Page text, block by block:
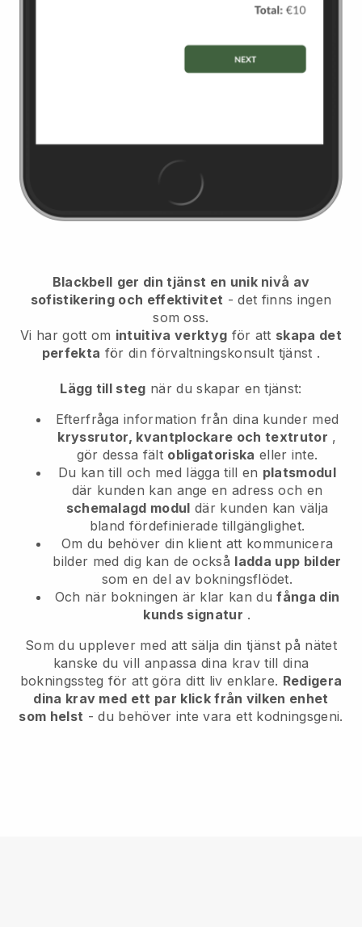
Blackbell ger din tjänst en unik nivå av
sofistikering och effektivitet - det finns ingen
som oss.
Vi har gott om intuitiva verktyg för att skapa det
perfekta för din förvaltningskonsult tjänst .
Lägg till steg när du skapar en tjänst:
Efterfråga information från dina kunder med
kryssrutor, kvantplockare och textrutor ,
gör dessa fält obligatoriska eller inte.
Du kan till och med lägga till en platsmodul
där kunden kan ange en adress och en
schemalagd modul där kunden kan välja
bland fördefinierade tillgänglighet.
Om du behöver din klient att kommunicera
bilder med dig kan de också ladda upp bilder
som en del av bokningsflödet.
Och när bokningen är klar kan dufånga din
kunds signatur .
Som du upplever med att sälja din tjänst på nätet
kanske du vill anpassa dina krav till dina
bokningssteg för att göra ditt liv enklare. Redigera
dina krav med ett par klick från vilken enhet
som helst - du behöver inte vara ett kodningsgeni.